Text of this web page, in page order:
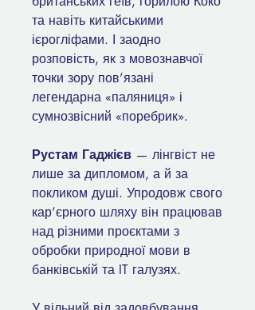
та навіть китайськими
ієрогліфами. І заодно
розповість, як з мовознавчої
точки зору пов’язані
легендарна «паляниця» і
сумнозвісний «поребрик».
Рустам Гаджієв — лінгвіст не
лише за дипломом, а й за
покликом душі. Упродовж свого
кар’єрного шляху він працював
над різними проєктами з
обробки природної мови в
банківській та IT галузях.